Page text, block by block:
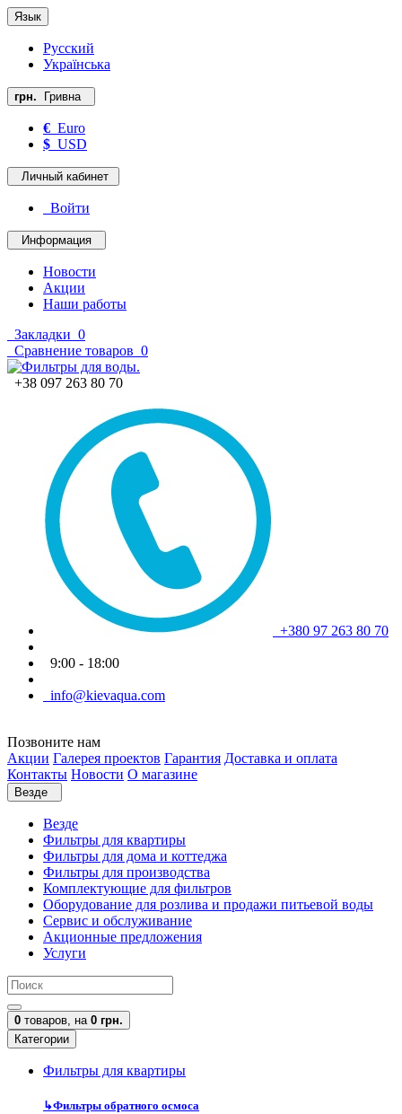
Язык
Русский
Українська
грн. Гривна
€ Euro
$ USD
Личный кабинет
Войти
Информация
Новости
Акции
Наши работы
Закладки 0
Сравнение товаров 0
+38 097 263 80 70
+380 97 263 80 70
9:00 - 18:00
info@kievaqua.com
Позвоните нам
Акции Галерея проектов Гарантия Доставка и оплата
Контакты Новости О магазине
Везде
Везде
Фильтры для квартиры
Фильтры для дома и коттеджа
Фильтры для производства
Комплектующие для фильтров
Оборудование для розлива и продажи питьевой воды
Сервис и обслуживание
Акционные предложения
Услуги
0 товаров, на 0 грн.
Категории
Фильтры для квартиры
↳Фильтры обратного осмоса